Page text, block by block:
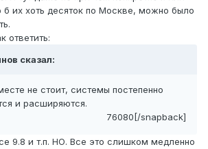
б их хоть десяток по Москве, можно было
ответить:
сказал:
не стоит, системы постепенно
и расширяются.
76080[/snapback]
9.8 и т.п. НО. Все это слишком медленно